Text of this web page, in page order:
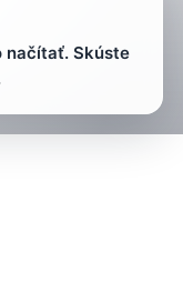
načítať. Skúste